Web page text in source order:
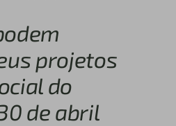
projetos
do
de abril